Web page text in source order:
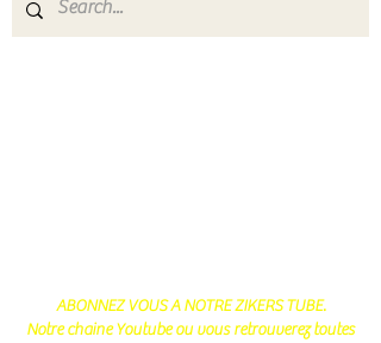
ABONNEZ VOUS A NOTRE ZIKERS TUBE.
Notre chaine Youtube ou vous retrouverez toutes